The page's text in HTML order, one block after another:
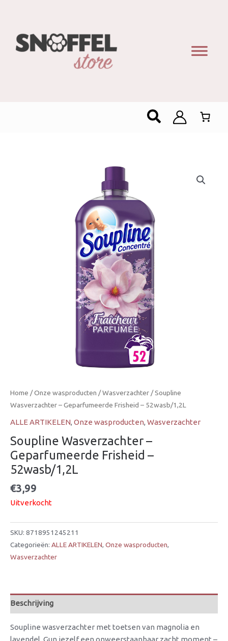
Zoeken
Home /Onze wasproducten /Wasverzachter / Soupline
Wasverzachter – Geparfumeerde Frisheid – 52wasb/1,2L
ALLE ARTIKELEN, Onze wasproducten, Wasverzachter
Soupline Wasverzachter –
Geparfumeerde Frisheid –
52wasb/1,2L
€3,99
Uitverkocht
SKU: 8718951245211
Categorieën: ALLE ARTIKELEN, Onze wasproducten,
Wasverzachter
Beschrijving
Soupline wasverzachter met toetsen van magnolia en
lavendel. Gun jezelf een onweerstaanbaar zacht moment –